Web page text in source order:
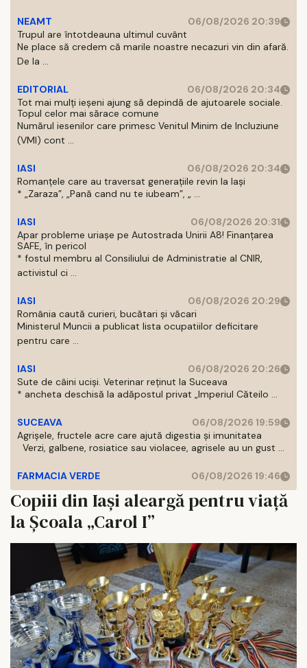
NEAMT
06/08/2026 20:39
Trupul are întotdeauna ultimul cuvânt
Ne place să credem că marile noastre necazuri vin din afară.
De la ...
EDITORIAL
06/08/2026 20:34
Tot mai mulți ieșeni ajung să depindă de ajutoarele sociale.
Topul celor mai sărace comune
Numărul iesenilor care primesc Venitul Minim de Incluziune
(VMI) cont ...
IASI
06/08/2026 20:34
Romanțele care au traversat generațiile revin la Iași
* „Zaraza”, „Pană cand nu te iubeam”, „ ...
IASI
06/08/2026 20:31
Apar probleme uriașe pe Autostrada Unirii A8! Finanțarea
SAFE, în pericol
* fostul membru al Consiliului de Administratie al CNIR,
activistul ci ...
IASI
06/08/2026 20:29
România caută curieri, bucătari și văcari
Ministerul Muncii a publicat lista ocupatiilor deficitare
pentru care ...
IASI
06/08/2026 20:26
Sute de câini uciși. Veterinar reținut la Suceava
* ancheta deschisă la adăpostul privat „Imperiul Căteilo ...
SUCEAVA
06/08/2026 19:59
Agrișele, fructele acre care ajută digestia și imunitatea
Verzi, galbene, rosiatice sau violacee, agrisele au un gust ...
FARMACIA VERDE 06/08/2026 19:46
Copiii din Iași aleargă pentru viață
la Școala „Carol I”